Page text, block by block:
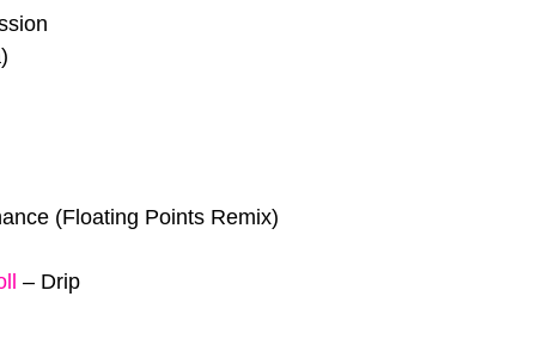
(Floating Points Remix)
– Drip